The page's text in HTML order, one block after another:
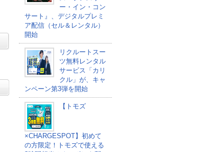
ー・イン・コン
サート』、デジタルプレミ
ア配信（セル＆レンタル）
開始
リクルートスー
ツ無料レンタル
サービス「カリ
クル」が、キャ
ンペーン第3弾を開始
【トモズ
×CHARGESPOT】初めて
の方限定！トモズで使える